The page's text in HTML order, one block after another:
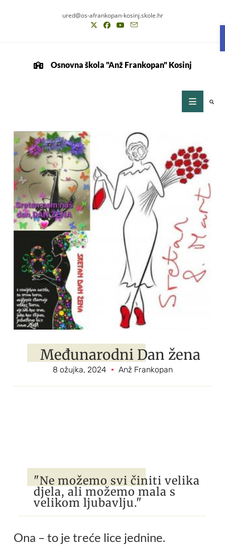
ured@os-afrankopan-kosinj.skole.hr
Osnovna škola "Anž Frankopan" Kosinj
Međunarodni Dan žena
8 ožujka, 2024 Anž Frankopan
"Ne možemo svi činiti velika
djela, ali možemo mala s
velikom ljubavlju."
Ona – to je treće lice jednine.